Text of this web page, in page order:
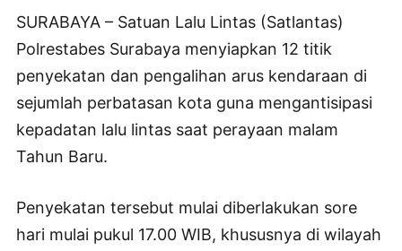
SURABAYA – Satuan Lalu Lintas (Satlantas)
Polrestabes Surabaya menyiapkan 12 titik
penyekatan dan pengalihan arus kendaraan di
sejumlah perbatasan kota guna mengantisipasi
kepadatan lalu lintas saat perayaan malam
Tahun Baru.
Penyekatan tersebut mulai diberlakukan sore
hari mulai pukul 17.00 WIB, khususnya di wilayah